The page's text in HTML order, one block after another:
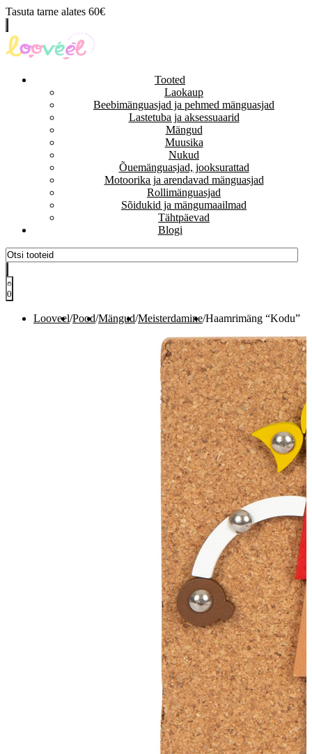
Tasuta tarne alates 60€
Tooted
Laokaup
Beebimänguasjad ja pehmed mänguasjad
Lastetuba ja aksessuaarid
Mängud
Muusika
Nukud
Õuemänguasjad, jooksurattad
Motoorika ja arendavad mänguasjad
Rollimänguasjad
Sõidukid ja mängumaailmad
Tähtpäevad
Blogi
0
Looveel/Pood/Mängud/Meisterdamine/Haamrimäng “Kodu”